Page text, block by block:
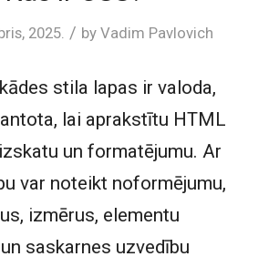
2025. / byVadim Pavlovich
stila lapas ir valoda,
lai aprakstītu HTML
un formatējumu. Ar
var noteikt noformējumu,
izmērus, elementu
saskarnes uzvedību